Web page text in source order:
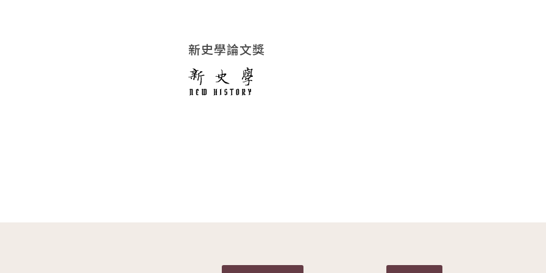
新史學論文獎